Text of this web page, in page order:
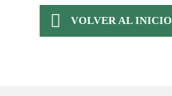
VOLVER AL INICIO